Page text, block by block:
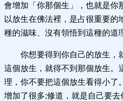
會增加「你那個生」，也就是你
以放生在佛法裡，是占很重要的
種的滋味、沒有領悟到這種的道
你想要得到你自己的放生，
這個放生，就得不到那個放生。
理，你不要把這個放生看得小了
增加了很多;修道，就是自己要去